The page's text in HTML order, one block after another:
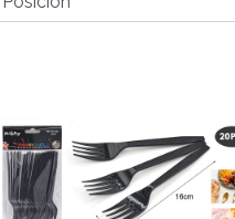
Ver detalles